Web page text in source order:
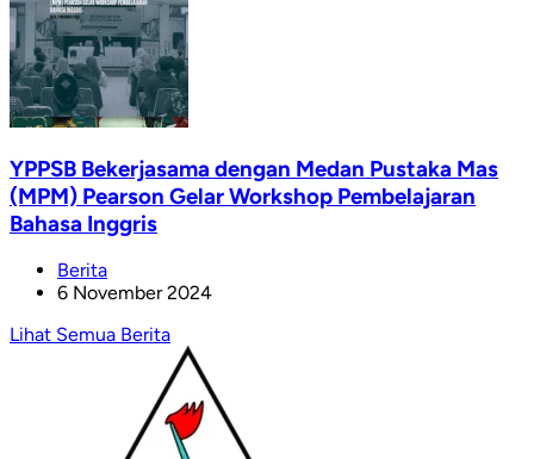
YPPSB Bekerjasama dengan Medan Pustaka Mas
(MPM) Pearson Gelar Workshop Pembelajaran
Bahasa Inggris
Berita
6 November 2024
Lihat Semua Berita